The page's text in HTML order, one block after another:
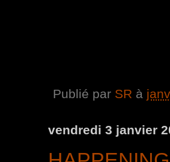
Publié par SR à
vendredi 3 janvier